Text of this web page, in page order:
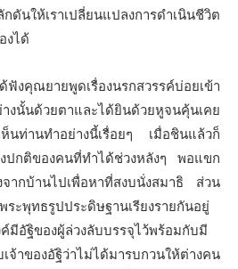
นให้เราเปลี่ยนแปลงการดําเนินชีวิต
งได้
คุณยายพูดเรื่องนรกสวรรค์บ่อยเข้า
นั้นด้วยตาและได้ยินด้วยหูจนคุ้นเคย
นท่านทําอย่างนี้เรื่อยๆ เมื่อชินแล้วก็
งปกติของคนที่ทําได้ช่วงหลังๆ พอแขก
ากบ้านไปเพื่อหาที่สงบนั่งสมาธิ ส่วน
ะพุทธรูปประดิษฐานเรียงรายกันอยู่
มีอัฐิของผู้ล่วงลับบรรจุไว้พร้อมกับมี
าของอัฐิว่าไม่ได้มารบกวนให้ต่างคน